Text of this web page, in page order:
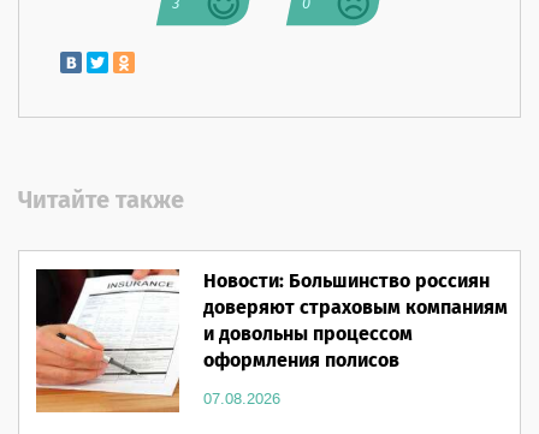
Читайте также
Новости: Большинство россиян
доверяют страховым компаниям
и довольны процессом
оформления полисов
07.08.2026